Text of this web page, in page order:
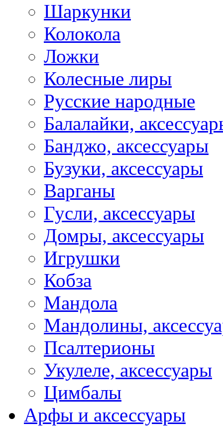
Шаркунки
Колокола
Ложки
Колесные лиры
Русские народные
Балалайки,
Банджо, аксессуары
Бузуки, аксессуары
Варганы
Гусли, аксессуары
Домры, аксессуары
Игрушки
Кобза
Мандола
Мандолины,
Псалтерионы
Укулеле, аксессуары
Цимбалы
Арфы и аксессуары